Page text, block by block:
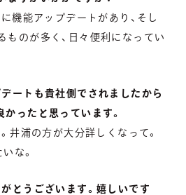
に機能アップデートがあり、そし
ものが多く、日々便利になってい
ートも貴社側でされましたから
ったと思っています。
井浦の方が大分詳しくなって。
な。
とうございます。嬉しいです